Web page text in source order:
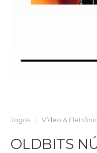
Jogos Vídeo &
OLDBITS